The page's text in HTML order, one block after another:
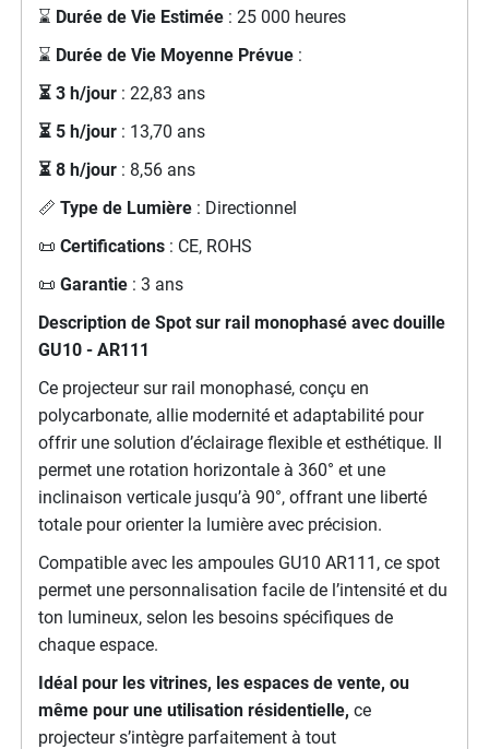
⌛ Durée de Vie Estimée: 25 000 heures
⌛ Durée de Vie Moyenne Prévue:
⏳ 3 h/jour: 22,83 ans
⏳ 5 h/jour: 13,70 ans
⏳ 8 h/jour: 8,56 ans
📏 Type de Lumière: Directionnel
📜 Certifications: CE, ROHS
📜 Garantie: 3 ans
Description de Spot sur rail monophasé avec douille
GU10 - AR111
Ce projecteur sur rail monophasé, conçu en
polycarbonate, allie modernité et adaptabilité pour
offrir une solution d’éclairage flexible et esthétique. Il
permet une rotation horizontale à 360° et une
inclinaison verticale jusqu’à 90°, offrant une liberté
totale pour orienter la lumière avec précision.
Compatible avec les ampoules GU10 AR111, ce spot
permet une personnalisation facile de l’intensité et du
ton lumineux, selon les besoins spécifiques de
chaque espace.
Idéal pour les vitrines, les espaces de vente, ou
même pour une utilisation résidentielle, ce
projecteur s’intègre parfaitement à tout